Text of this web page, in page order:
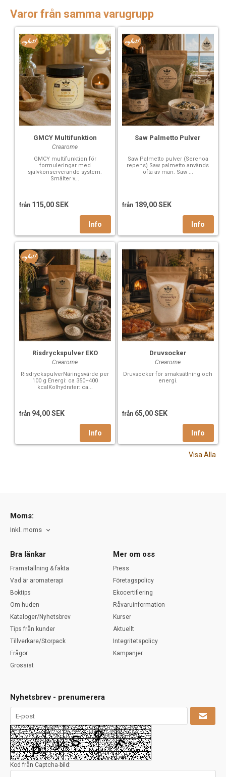
Varor från samma varugrupp
GMCY Multifunktion
Crearome
GMCY multifunktion för
formuleringar med
självkonserverande system.
Smälter v...
från 115,00 SEK
Saw Palmetto Pulver
Saw Palmetto pulver (Serenoa
repens) Saw palmetto används
ofta av män. Saw ...
från 189,00 SEK
Risdryckspulver EKO
Crearome
RisdryckspulverNäringsvärde per
100 g Energi: ca 350–400
kcalKolhydrater: ca...
från 94,00 SEK
Druvsocker
Crearome
Druvsocker för smaksättning och
energi.
från 65,00 SEK
Visa Alla
Moms:
Inkl. moms
Bra länkar
Framställning & fakta
Vad är aromaterapi
Boktips
Om huden
Kataloger/Nyhetsbrev
Tips från kunder
Tillverkare/Storpack
Frågor
Grossist
Mer om oss
Press
Företagspolicy
Ekocertifiering
Råvaruinformation
Kurser
Aktuellt
Integritetspolicy
Kampanjer
Nyhetsbrev - prenumerera
Kod från Captcha-bild: